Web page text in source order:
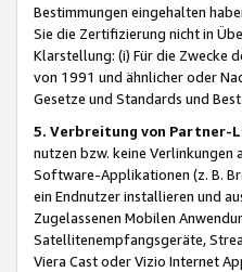
Bestimmungen eingehalten
Sie die Zertifizierung nicht in
Klarstellung: (i) Für die Zwecke
von 1991 und ähnlicher oder
Gesetze und Standards und
5. Verbreitung von Partner-
nutzen bzw. keine Verlinkungen
Software-Applikationen (z. B.
ein Endnutzer installieren und
Zugelassenen Mobilen
Satellitenempfangsgeräte,
Viera Cast oder Vizio Internet